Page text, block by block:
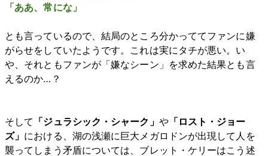
「ああ、常にな」
とも言っているので、結局のところ分かっててファンに嫌
がらせをしていたようです。これは実にタチが悪い。い
や、それともファンが「嫌なシーン」を求めた結果とも言
えるのか…？
そして 「ジュラシック・シャーク」 や「ロスト・ジョー
ズ」 における、湖の浅瀬に巨大メガロドンが出現して人を
襲ってしまう矛盾については、ブレット・ケリーはこう述